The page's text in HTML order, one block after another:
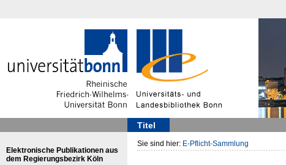
Titel
Elektronische Publikationen aus
dem Regierungsbezirk Köln
Sie sind hier: E-Pflicht-Sammlung